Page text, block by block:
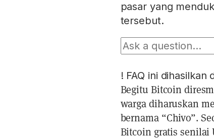
pasar yang
tersebut.
! FAQ ini dihasilkan
Begitu Bitcoin
warga diharuskan
bernama “Chivo”.
Bitcoin gratis senilai